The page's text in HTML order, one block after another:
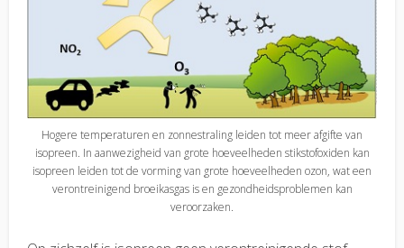
Hogere temperaturen en zonnestraling leiden tot meer afgifte van
isopreen. In aanwezigheid van grote hoeveelheden stikstofoxiden kan
isopreen leiden tot de vorming van grote hoeveelheden ozon, wat een
verontreinigend broeikasgas is en gezondheidsproblemen kan
veroorzaken.